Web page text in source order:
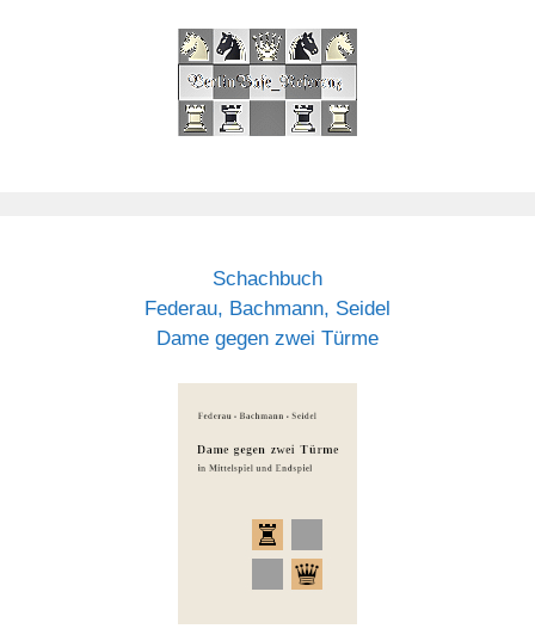
Schachbuch
Federau, Bachmann, Seidel
Dame gegen zwei Türme